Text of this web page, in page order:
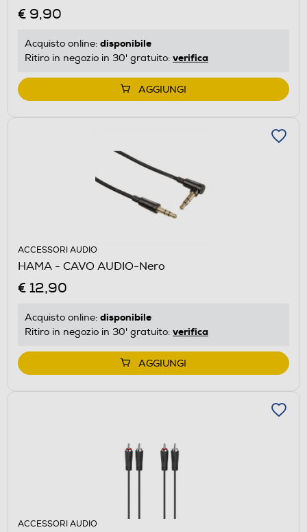
€ 9,90
Acquisto online: disponibile
Ritiro in negozio in 30' gratuito: verifica
AGGIUNGI
ACCESSORI AUDIO
HAMA - CAVO AUDIO-Nero
€ 12,90
Acquisto online: disponibile
Ritiro in negozio in 30' gratuito: verifica
AGGIUNGI
ACCESSORI AUDIO